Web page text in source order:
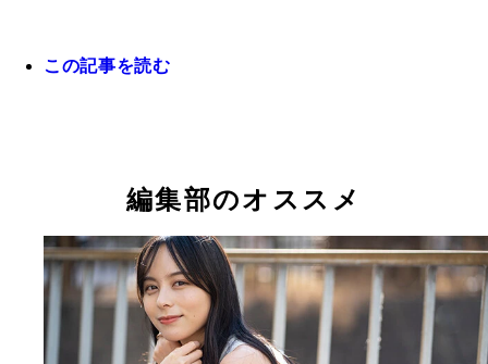
この記事を読む
編集部のオススメ